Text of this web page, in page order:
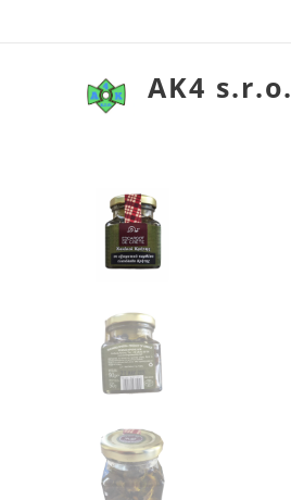
AK4 s.r.o.